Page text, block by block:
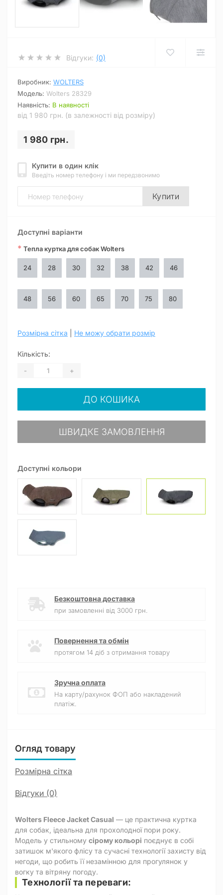
Відгуки: (0)
Виробник: WOLTERS
Модель: Wolters 28329
Наявність: В наявності
від 1 980 грн. (в залежності від розміру)
1 980 грн.
Купити в один клік
Введіть номер телефону і ми передзвонимо
Купити
Доступні кольори
Доступні варіанти
* Тепла куртка для собак Wolters
24 28 30 32 38 42 46
48 56 60 65 70 75 80
Розмірна сітка Не можу обрати розмір
Кількість:
- +
ДО КОШИКА
ШВИДКЕ ЗАМОВЛЕННЯ
Безкоштовна доставка
при замовленні від 3000 грн.
Повернення та обмін
протягом 14 діб з отримання товару
Зручна оплата
На карту/рахунок ФОП або накладений
платіж.
Огляд товару
Розмірна сітка
Відгуки (0)
Wolters Fleece Jacket Casual — це практична куртка
для собак, ідеальна для прохолодної пори року.
Модель у стильному сірому кольорі поєднує в собі
затишок м'якого флісу та сучасні технології захисту від
негоди, що робить її незамінною для прогулянок у
вогку та вітряну погоду.
Технології та переваги: